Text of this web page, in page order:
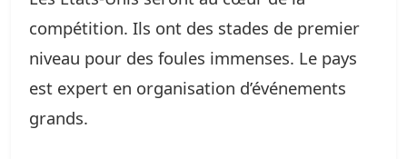
compétition. Ils ont des stades de premier
niveau pour des foules immenses. Le pays
est expert en organisation d’événements
grands.